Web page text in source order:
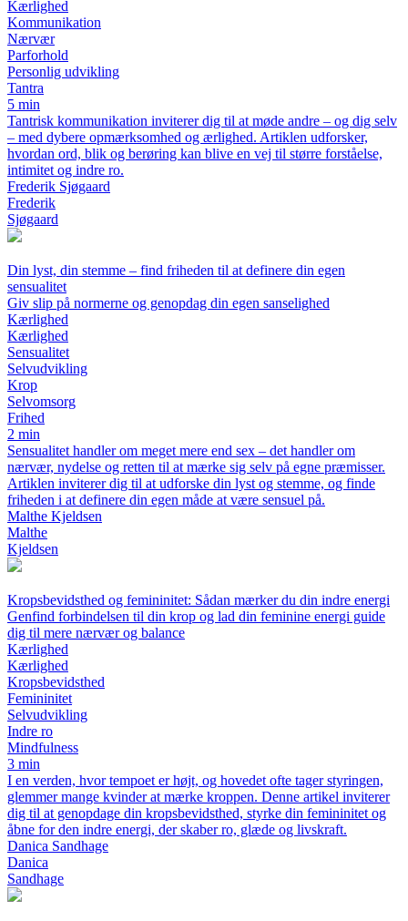
Kærlighed
Kommunikation
Nærvær
Parforhold
Personlig udvikling
Tantra
5 min
Tantrisk kommunikation inviterer dig til at møde andre – og dig selv
– med dybere opmærksomhed og ærlighed. Artiklen udforsker,
hvordan ord, blik og berøring kan blive en vej til større forståelse,
intimitet og indre ro.
Frederik Sjøgaard
Frederik
Sjøgaard
Din lyst, din stemme – find friheden til at definere din egen
sensualitet
Giv slip på normerne og genopdag din egen sanselighed
Kærlighed
Kærlighed
Sensualitet
Selvudvikling
Krop
Selvomsorg
Frihed
2 min
Sensualitet handler om meget mere end sex – det handler om
nærvær, nydelse og retten til at mærke sig selv på egne præmisser.
Artiklen inviterer dig til at udforske din lyst og stemme, og finde
friheden i at definere din egen måde at være sensuel på.
Malthe Kjeldsen
Malthe
Kjeldsen
Kropsbevidsthed og femininitet: Sådan mærker du din indre energi
Genfind forbindelsen til din krop og lad din feminine energi guide
dig til mere nærvær og balance
Kærlighed
Kærlighed
Kropsbevidsthed
Femininitet
Selvudvikling
Indre ro
Mindfulness
3 min
I en verden, hvor tempoet er højt, og hovedet ofte tager styringen,
glemmer mange kvinder at mærke kroppen. Denne artikel inviterer
dig til at genopdage din kropsbevidsthed, styrke din femininitet og
åbne for den indre energi, der skaber ro, glæde og livskraft.
Danica Sandhage
Danica
Sandhage